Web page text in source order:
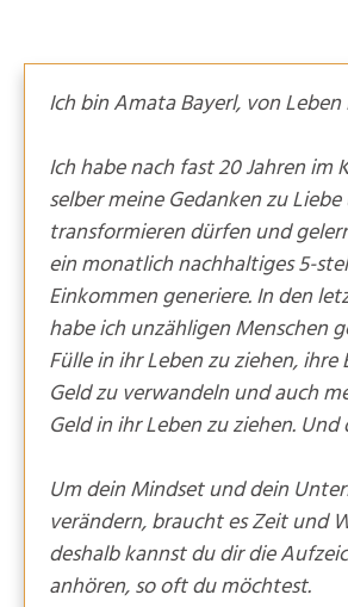
Ich bin Amata Bayerl, von Leben
Ich habe nach fast 20 Jahren im
selber meine Gedanken zu
transformieren dürfen und
ein monatlich nachhaltiges 5-
Einkommen generiere. In den
habe ich unzähligen Menschen
Fülle in ihr Leben zu ziehen, ihre
Geld zu verwandeln und auch
Geld in ihr Leben zu ziehen.
Um dein Mindset und dein
verändern, braucht es Zeit und
deshalb kannst du dir die
anhören, so oft du möchtest.